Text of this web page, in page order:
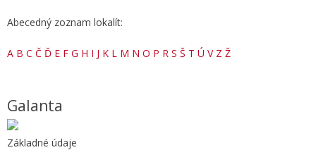
Abecedný zoznam lokalít:
A B C Č Ď E F G H I J K L M N O P R S Š T Ú V Z Ž
Galanta
Základné údaje